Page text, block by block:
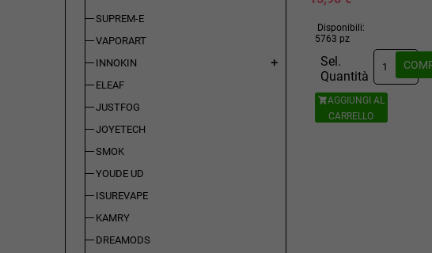
SUPREM-E
VAPORART
INNOKIN
add
ELEAF
JUSTFOG
JOYETECH
SMOK
YOUDE UD
ISUREVAPE
KAMRY
DREAMODS
Disponibili:
5763 pz
Sel.
Quantità
AGGIUNGI AL
CARRELLO